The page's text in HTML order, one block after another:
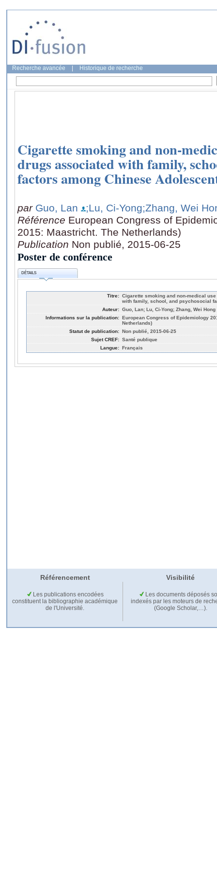
Recherche avancée Historique de recherche
Cigarette smoking and non-
drugs associated with family,
factors among Chinese
par Guo, Lan ;Lu, Ci-Yong;Zhang, Wei
Référence European Congress of
2015: Maastricht. The Netherlands)
Publication Non publié, 2015-06-25
Poster de conférence
DÉTAILS
Titre: Cigarette smoking and non-medical
with family, school, and psychosocial
Auteur: Guo, Lan; Lu, Ci-Yong; Zhang, Wei Hong
Informations sur la publication: European Congress of Epidemiology
Netherlands)
Statut de publication: Non publié, 2015-06-25
Sujet CREF: Santé publique
Langue: Français
Référencement Visibilité
Les publications encodées
constituent la bibliographie académique
de l'Université.
Les documents déposés
indexés par les moteurs de
(Google Scholar,…).